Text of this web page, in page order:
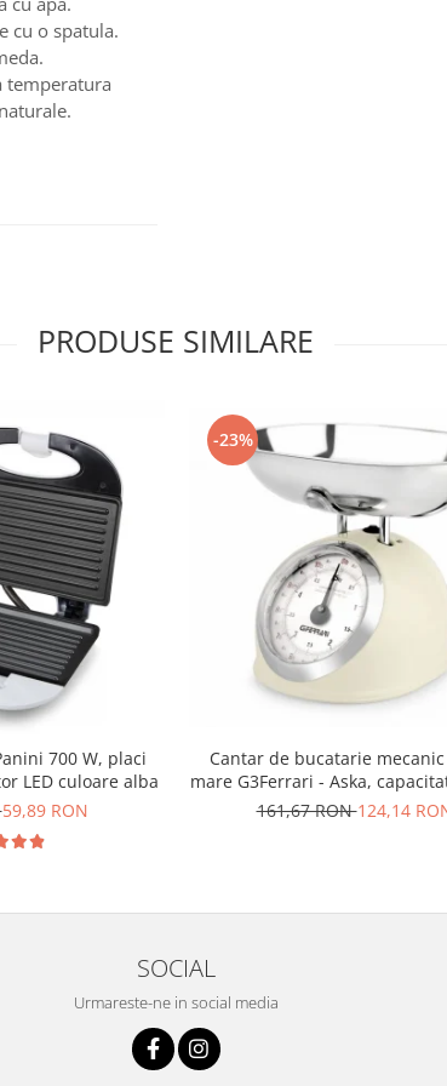
cu o spatula.
temperatura
PRODUSE SIMILARE
700 W, placi
LED culoare alba
59,89 RON
-23%
Cantar de bucatarie
mare G3Ferrari - Aska,
kg, diviziune 25g, functie
161,67 RON124,14
SOCIAL
Urmareste-ne in social media